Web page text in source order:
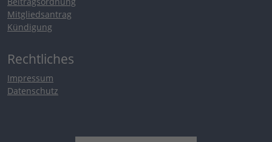
Mitgliedsantrag
Kündigung
Rechtliches
Impressum
Datenschutz